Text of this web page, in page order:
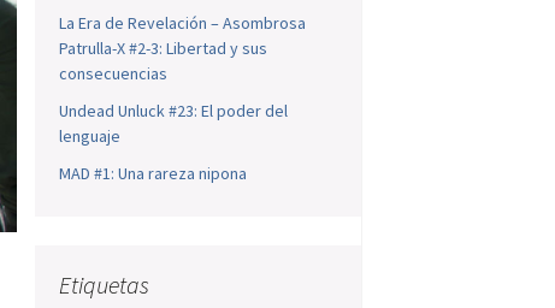
La Era de Revelación – Asombrosa
Patrulla-X #2-3: Libertad y sus
consecuencias
Undead Unluck #23: El poder del
lenguaje
MAD #1: Una rareza nipona
Etiquetas